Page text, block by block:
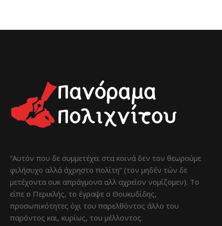
“Αυτόν που δε συμμετέχει στα κοινά δεν τον θεωρούμε
φιλήσυχο αλλά άχρηστο πολίτη” (τον μηδέν τών δε
μετέχοντα ουκ απράγμονα αλλ αχρείον νομίζομεν). Το
είπε ο Περικλής, το έγραψε ο Θουκυδίδης,
προσωπικότητες όχι του παρελθόντος άλλο του
παρόντος και, κυρίως, του μέλλοντος.